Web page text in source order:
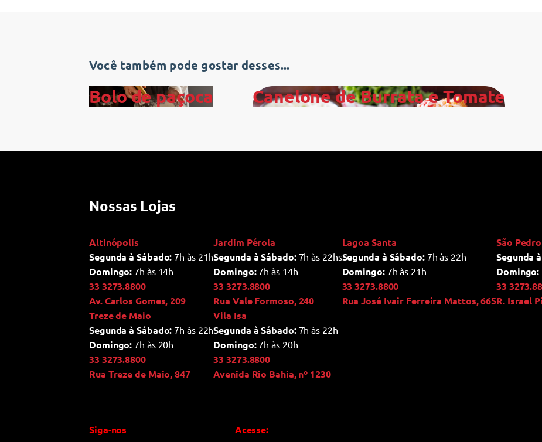
Você também pode gostar desses...
Bolo de paçoca Canelone de Burrata e Tomate
Nossas Lojas
Altinópolis
Segunda à Sábado: 7h às 21h
Domingo: 7h às 14h
33 3273.8800
Av. Carlos Gomes, 209
Jardim Pérola
Segunda à Sábado:7h às 22hs
Domingo:7h às 14h
33 3273.8800
Rua Vale Formoso, 240
Lagoa Santa
Segunda à Sábado:7h às 22h
Domingo:7h às 21h
33 3273.8800
Rua José Ivair Ferreira Mattos, 665
São Pedro
Segunda
Domingo:
33
R. Israel
Treze de Maio
Segunda à Sábado: 7h às 22h
Domingo: 7h às 20h
33 3273.8800
Rua Treze de Maio, 847
Vila Isa
Segunda à Sábado:7h às 22h
Domingo:7h às 20h
33 3273.8800
Avenida Rio Bahia, nº 1230
Siga-nos Acesse: